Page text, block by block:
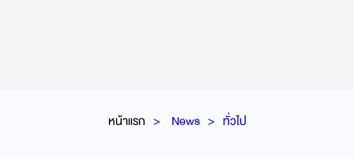
หน้าแรก News ทั่วไป